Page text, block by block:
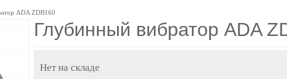
ADA ZDB160
Глубинный вибратор ADA
Нет на складе